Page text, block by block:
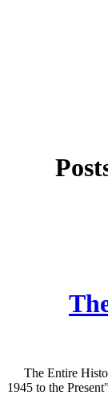
The Entire
1945 to the